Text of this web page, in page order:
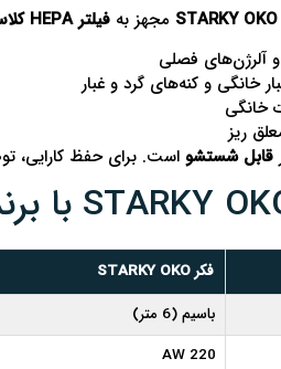
مجهز به فیلتر HEPA کلاس 10
آلرژن‌های فصلی
خانگی و کنه‌های گرد و غبار
خانگی
ریز
قابل شستشو است. برای حفظ کارایی، توصیه می‌شود هر ۳ تا ۶ ماه یکبار با آب
فکر STARKY OKO
باسیم (6 متر)
220 AW